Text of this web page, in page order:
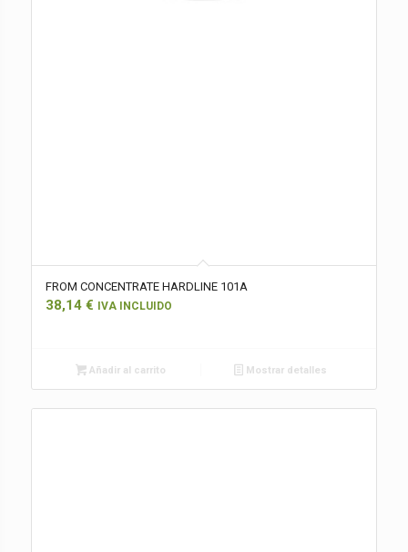
FROM CONCENTRATE HARDLINE 101A
38,14 € IVA INCLUIDO
Añadir al carrito Mostrar detalles